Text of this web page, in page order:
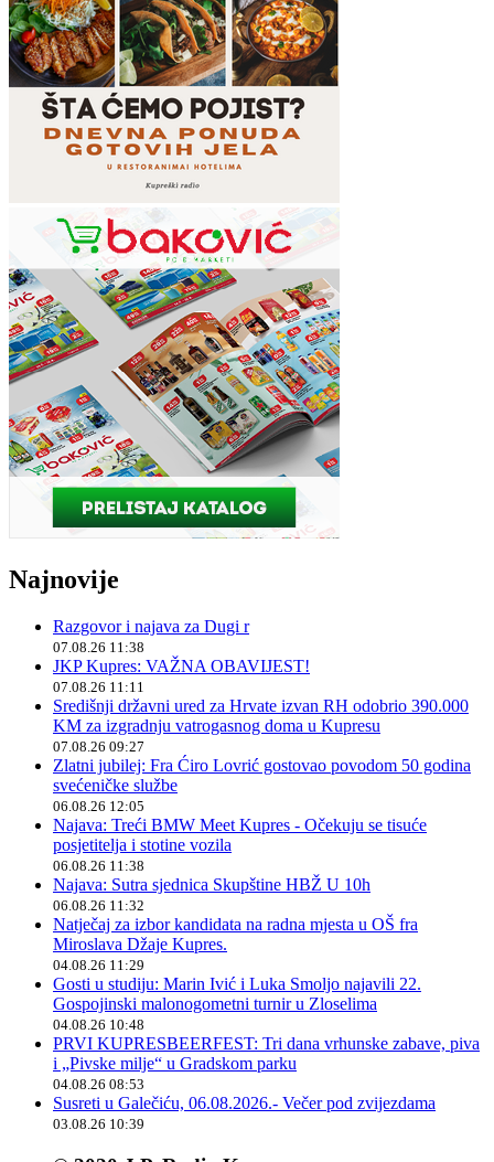
Najnovije
Razgovor i najava za Dugi r
07.08.26 11:38
JKP Kupres: VAŽNA OBAVIJEST!
07.08.26 11:11
Središnji državni ured za Hrvate izvan RH odobrio 390.000
KM za izgradnju vatrogasnog doma u Kupresu
07.08.26 09:27
Zlatni jubilej: Fra Ćiro Lovrić gostovao povodom 50 godina
svećeničke službe
06.08.26 12:05
Najava: Treći BMW Meet Kupres - Očekuju se tisuće
posjetitelja i stotine vozila
06.08.26 11:38
Najava: Sutra sjednica Skupštine HBŽ U 10h
06.08.26 11:32
Natječaj za izbor kandidata na radna mjesta u OŠ fra
Miroslava Džaje Kupres.
04.08.26 11:29
Gosti u studiju: Marin Ivić i Luka Smoljo najavili 22.
Gospojinski malonogometni turnir u Zloselima
04.08.26 10:48
PRVI KUPRESBEERFEST: Tri dana vrhunske zabave, piva
i „Pivske milje“ u Gradskom parku
04.08.26 08:53
Susreti u Galečiću, 06.08.2026.- Večer pod zvijezdama
03.08.26 10:39